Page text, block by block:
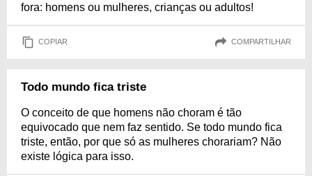
fora: homens ou mulheres, crianças ou adultos!
COPIAR COMPARTILHAR
Todo mundo fica triste
O conceito de que homens não choram é tão
equivocado que nem faz sentido. Se todo mundo fica
triste, então, por que só as mulheres chorariam? Não
existe lógica para isso.